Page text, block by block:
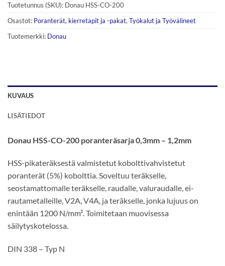
Tuotetunnus (SKU): Donau HSS-CO-200
Osastot: Poranterät, kierretapit ja -pakat, Työkalut ja Työvälineet
Tuotemerkki: Donau
KUVAUS
LISÄTIEDOT
Donau HSS-CO-200 poranteräsarja 0,3mm – 1,2mm
HSS-pikateräksestä valmistetut kobolttivahvistetut
poranterät (5%) kobolttia. Soveltuu teräkselle,
seostamattomalle teräkselle, raudalle, valuraudalle, ei-
rautametalleille, V2A, V4A, ja teräkselle, jonka lujuus on
enintään 1200 N/mm². Toimitetaan muovisessa
säilytyskotelossa.
DIN 338 – Typ N